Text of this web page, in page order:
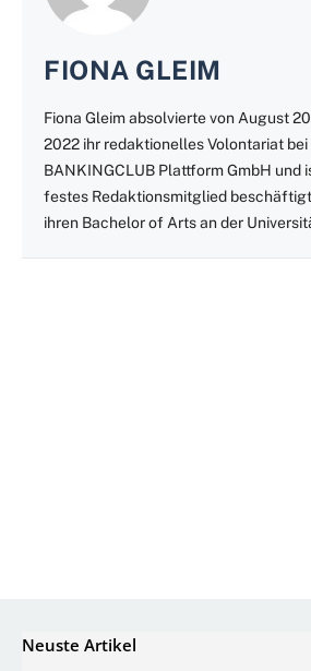
FIONA GLEIM
Fiona Gleim absolvierte von August
2022 ihr redaktionelles Volontariat bei
BANKINGCLUB Plattform GmbH und
festes Redaktionsmitglied
ihren Bachelor of Arts an der
Neuste Artikel